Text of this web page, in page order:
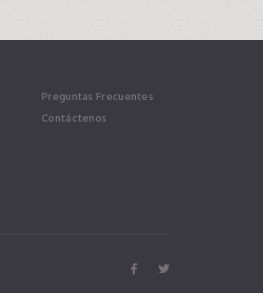
Preguntas Frecuentes
Contáctenos